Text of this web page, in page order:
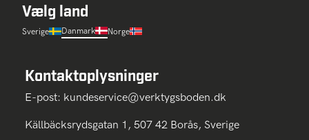
Vælg land
Sverige Danmark Norge
Kontaktoplysninger
E-post: kundeservice@verktygsboden.dk
Källbäcksrydsgatan 1, 507 42 Borås, Sverige